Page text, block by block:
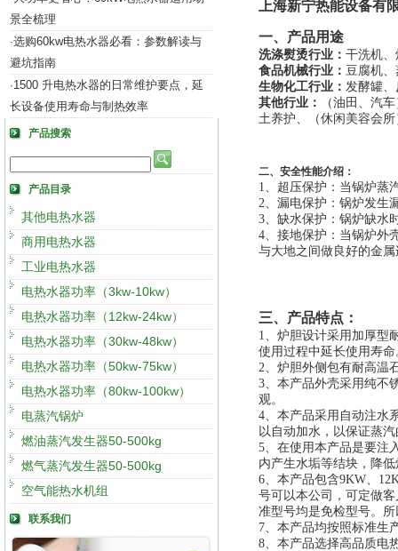
景全梳理
·选购60kw电热水器必看：参数解读与
避坑指南
·1500 升电热水器的日常维护要点，延
长设备使用寿命与制热效率
产品搜索
产品目录
其他电热水器
商用电热水器
工业电热水器
电热水器功率（3kw-10kw）
电热水器功率（12kw-24kw）
电热水器功率（30kw-48kw）
电热水器功率（50kw-75kw）
电热水器功率（80kw-100kw）
电蒸汽锅炉
燃油蒸汽发生器50-500kg
燃气蒸汽发生器50-500kg
空气能热水机组
联系我们
上海新宁热能设备有
一、产品用途
洗涤熨烫行业： 干洗机
食品机械行业： 豆腐机
生物化工行业： 发酵罐
其他行业：
（油田、汽
土养护、（休闲美容会
二、安全性能介绍：
1、 超压保护：当锅炉蒸
2、 漏电保护：锅炉发生
3、 缺水保护：锅炉缺水
4、 接地保护：当锅炉外
与大地之间做良好的金
三、产品特点：
1、炉胆设计采用加厚型
使用过程中延长使用寿命
2、炉胆外侧包有耐高温
3、本产品外壳采用纯不
观。
4、本产品采用自动注水
以自动加水，以保证蒸
5、在使用本产品是要注
内产生水垢等结块，降
6、本产品包含9KW、
号可以本公司，可定做
准型号均是免检型号。
7、本产品均按照标准生
8、本产品选择高品质电